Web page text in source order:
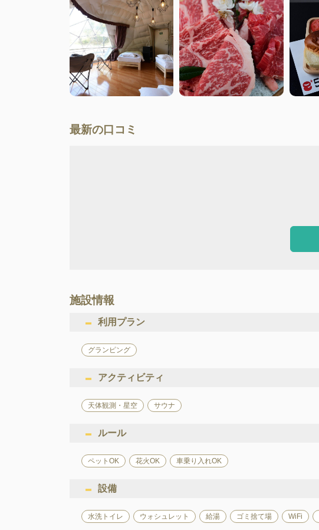
最新の口コミ
施設情報
利用プラン
グランピング
アクティビティ
天体観測・星空 サウナ
ルール
ペットOK 花火OK 車乗り入れOK
設備
水洗トイレ ウォシュレット 給湯 ゴミ捨て場 WiFi